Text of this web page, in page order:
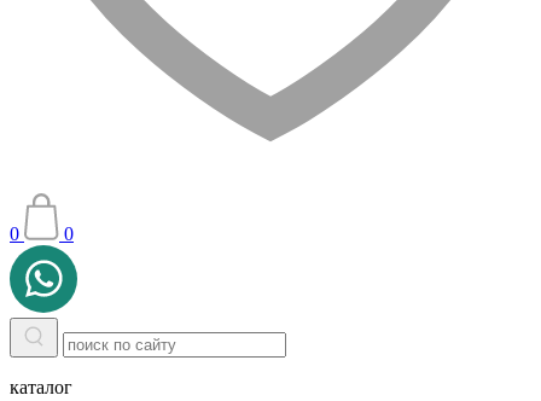
0 0
каталог